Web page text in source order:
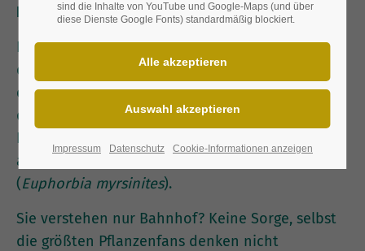
Pflanzen Teil ihrer Überlebensstrategie.
Eins plus eins ergibt zwei. Zwei plus eins ergibt
drei. Drei plus zwei ergibt fünf. Fünf plus drei
ergibt … nach einigem weiteren Aufsummieren
die Blüte einer Sonnenblume. Oder die einer
Kugeldistel (
anmutenden Trieb einer Walzen-Wolfsmilch
(Euphorbia myrsinites).
Sie verstehen nur Bahnhof? Keine Sorge, selbst
die größten Pflanzenfans denken nicht
sind die Inhalte von YouTube und Google-Maps (und über
diese Dienste Google Fonts) standardmäßig blockiert.
Impressum Datenschutz Cookie-Informationen anzeigen